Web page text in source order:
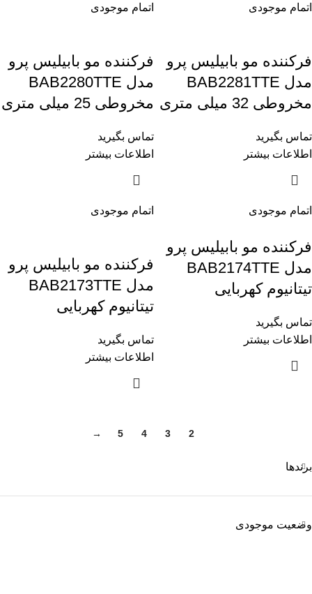
برندها
وضعیت موجودی
اتمام موجودی
فرکننده مو بابیلیس پرو
مدل BAB2281TTE
مخروطی 32 میلی متری
تماس بگیرید
اطلاعات بیشتر
اتمام موجودی
فرکننده مو بابیلیس پرو
مدل BAB2280TTE
مخروطی 25 میلی متری
تماس بگیرید
اطلاعات بیشتر
اتمام موجودی
فرکننده مو بابیلیس پرو
مدل BAB2174TTE
تیتانیوم کهربایی
تماس بگیرید
اطلاعات بیشتر
اتمام موجودی
فرکننده مو بابیلیس پرو
مدل BAB2173TTE
تیتانیوم کهربایی
تماس بگیرید
اطلاعات بیشتر
2
3
4
5
→